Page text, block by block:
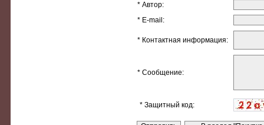
* Автор:
* E-mail:
* Контактная информация:
* Сообщение:
* Защитный код: